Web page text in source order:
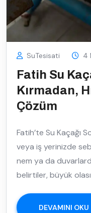
SuTesisati 4
Fatih Su
Kırmadan,
Çözüm
Fatih’te Su Kaçağı
veya iş yerinizde
nem ya da
belirtiler, büyük
DEVAMINI OKU